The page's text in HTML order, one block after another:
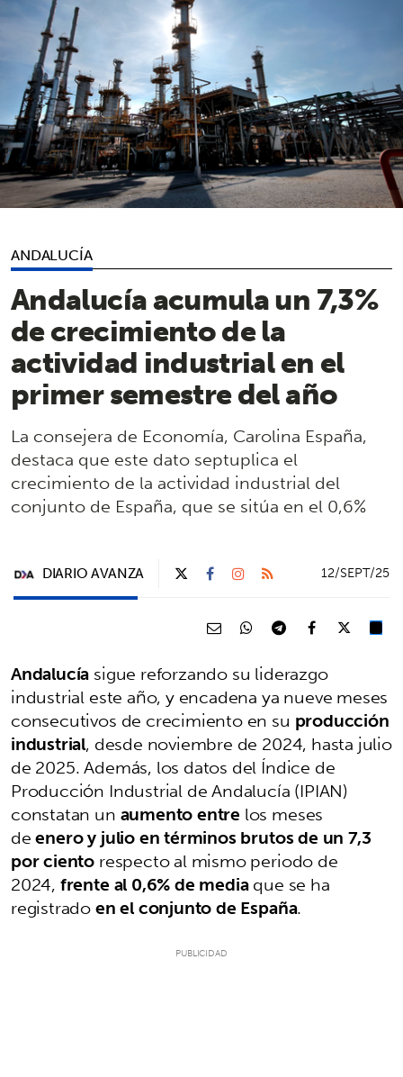
ANDALUCÍA
Andalucía acumula un 7,3%
de crecimiento de la
actividad industrial en el
primer semestre del año
La consejera de Economía, Carolina España,
destaca que este dato septuplica el
crecimiento de la actividad industrial del
conjunto de España, que se sitúa en el 0,6%
DIARIO AVANZA 12/SEPT/25
Andalucíasigue reforzando su liderazgo
industrial este año, y encadena ya nueve meses
consecutivos de crecimiento en su producción
industrial, desde noviembre de 2024, hasta julio
de 2025. Además, los datos del Índice de
Producción Industrial de Andalucía (IPIAN)
constatan unaumento entre los meses
deenero y julio en términos brutos de un 7,3
por cientorespecto al mismo periodo de
2024,frente al 0,6% de mediaque se ha
registradoen el conjunto de España.